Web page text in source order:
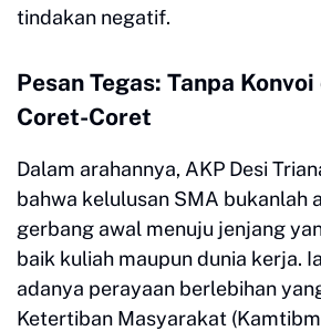
tindakan negatif.
Pesan Tegas: Tanpa
Coret-Coret
​Dalam arahannya, AKP Desi
bahwa kelulusan SMA bukanlah
gerbang awal menuju jenjang
baik kuliah maupun dunia kerja.
adanya perayaan berlebihan
Ketertiban Masyarakat